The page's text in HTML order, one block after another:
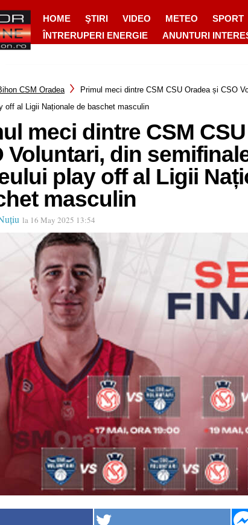
HOME ŞTIRI VIDEO METEO SPORT
ÎNTRERUPERI ENERGIE
ANUNTURI
CSM Oradea
Primul meci dintre CSM CSU Oradea și CSO
off al Ligii Naționale de baschet masculin
meci dintre CSM
Voluntari, din
play off al Ligii
masculin
la 16 May 2025 13:54